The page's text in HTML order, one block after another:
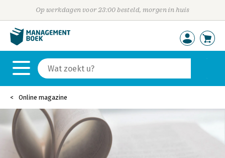
Op werkdagen voor 23:00 besteld, morgen in huis
Online magazine